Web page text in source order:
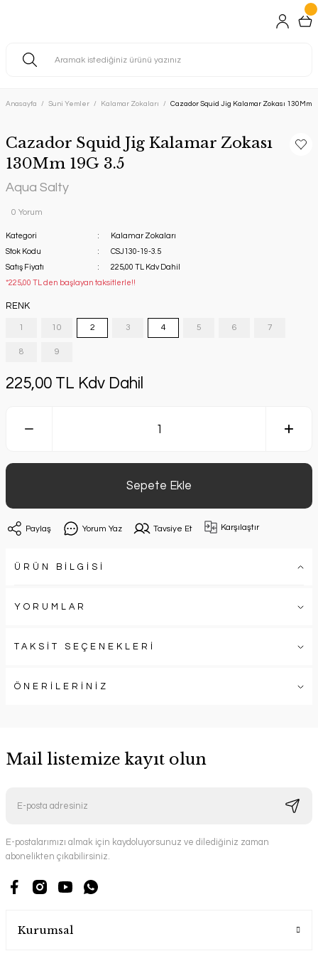
Anasayfa Suni Yemler Kalamar Zokaları Cazador Squid Jig Kalamar Zokası 130Mm
Cazador Squid Jig Kalamar Zokası
130Mm 19G 3.5
Aqua Salty
0 Yorum
Kategori
Kalamar Zokaları
Stok Kodu
CSJ130-19-3.5
Satış Fiyatı
225,00 TL Kdv Dahil
*225,00 TL den başlayan taksitlerle!!
RENK
1 10 2 3 4 5 6 7
8 9
225,00 TL Kdv Dahil
Sepete Ekle
Paylaş Yorum Yaz Tavsiye Et Karşılaştır
ÜRÜN BİLGİSİ
YORUMLAR
TAKSİT SEÇENEKLERİ
ÖNERİLERİNİZ
Mail listemize kayıt olun
E-postalarımızı almak için kaydoluyorsunuz ve dilediğiniz zaman
abonelikten çıkabilirsiniz.
Kurumsal